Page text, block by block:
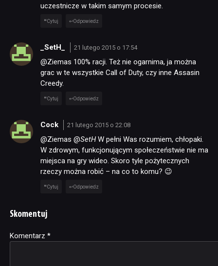
uczestnicze w takim samym procesie.
Cytuj Odpowiedz
_SetH_ 21 lutego 2015 o 17:54
@Ziemas 100% racji. Też nie ogarnima, ja można
grac w te wszystkie Call of Duty, czy inne Assasin
Creedy.
Cytuj Odpowiedz
Cock 21 lutego 2015 o 22:08
@Ziemas @SetHW pełni Was rozumiem, chłopaki.
W zdrowym, funkcjonującym społeczeństwie nie ma
miejsca na gry wideo. Skoro tyle pożytecznych
rzeczy można robić – na co to komu? 😉
Cytuj Odpowiedz
Skomentuj
Komentarz *
Alternative: